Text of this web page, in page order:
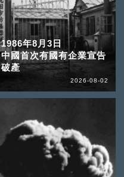
1986年8月3日
中國首次有國有企業宣告
破產
2026-08-02